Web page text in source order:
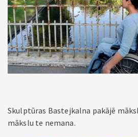
Skulptūras Bastejkalna pakājē
mākslu te nemana.